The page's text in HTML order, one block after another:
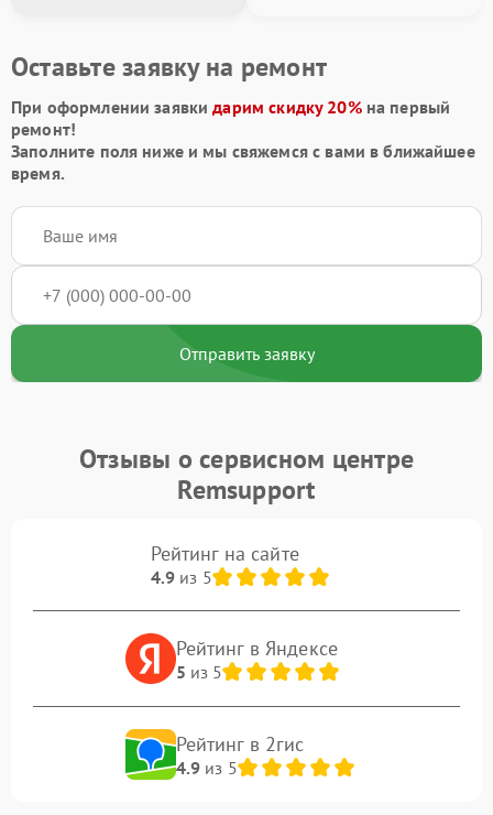
Оставьте заявку на ремонт
При оформлении заявкидарим скидку 20%на первый
ремонт!
Заполните поля ниже и мы свяжемся с вами в ближайшее
время.
Отправить заявку
Отзывы о сервисном центре
Remsupport
Рейтинг на сайте
4.9из 5
Рейтинг в Яндексе
5 из 5
Рейтинг в 2гис
4.9из 5